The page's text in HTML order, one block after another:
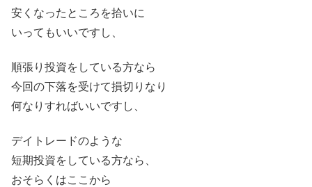
安くなったところを拾いに
いってもいいですし、
順張り投資をしている方なら
今回の下落を受けて損切りなり
何なりすればいいですし、
デイトレードのような
短期投資をしている方なら、
おそらくはここから